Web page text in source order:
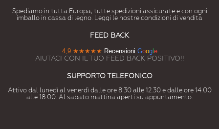
Spediamo in tutta Europa, tutte spedizioni assicurate e con ogni
imballo in cassa di legno. Leggi le nostre condizioni di vendita
FEED BACK
4,9 ★★★★★ Recensioni Googl e
AIUTACI CON IL TUO FEED BACK POSITIVO!!
SUPPORTO TELEFONICO
Attivo dal lunedì al venerdì dalle ore 8.30 alle 12.30 e dalle ore 14.00
alle 18.00. Al sabato mattina aperti su appuntamento.